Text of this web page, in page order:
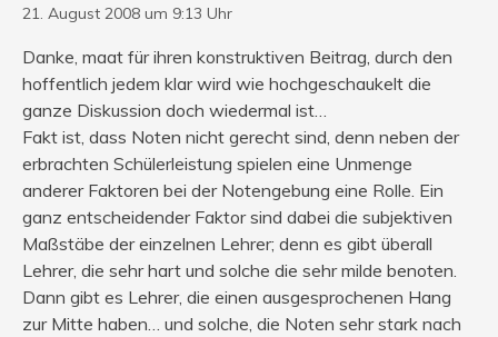
21. August 2008 um 9:13 Uhr
Danke, maat für ihren konstruktiven Beitrag, durch den
hoffentlich jedem klar wird wie hochgeschaukelt die
ganze Diskussion doch wiedermal ist…
Fakt ist, dass Noten nicht gerecht sind, denn neben der
erbrachten Schülerleistung spielen eine Unmenge
anderer Faktoren bei der Notengebung eine Rolle. Ein
ganz entscheidender Faktor sind dabei die subjektiven
Maßstäbe der einzelnen Lehrer; denn es gibt überall
Lehrer, die sehr hart und solche die sehr milde benoten.
Dann gibt es Lehrer, die einen ausgesprochenen Hang
zur Mitte haben… und solche, die Noten sehr stark nach